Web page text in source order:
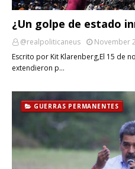
¿Un golpe de estado
@realpoliticaneus
November
Escrito por Kit Klarenberg,El 15 de
extendieron p…
GUERRAS PERMANENTES